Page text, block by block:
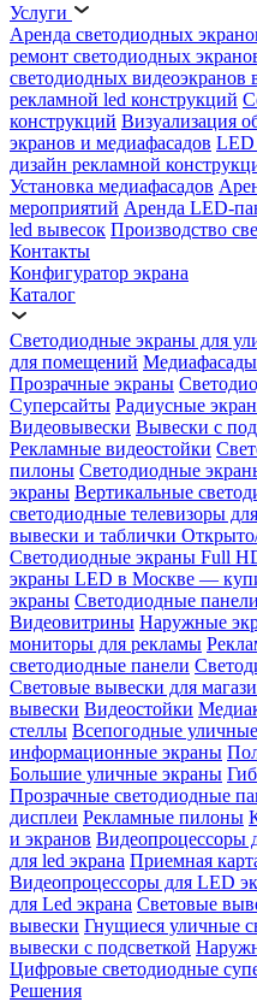
Услуги
Аренда светодиодных
ремонт светодиодных
светодиодных видеоэкранов
рекламной led конструкций
конструкций Визуализация
экранов и медиафасадов LED
дизайн рекламной
Установка медиафасадов
мероприятий Аренда LED-
led вывесок Производство
Контакты
Конфигуратор экрана
Каталог
Светодиодные экраны для
для помещений Медиафасады
Прозрачные экраны
Суперсайты Радиусные
Видеовывески Вывески с
Рекламные видеостойки
пилоны Светодиодные
экраны Вертикальные
светодиодные телевизоры
вывески и таблички
Светодиодные экраны Full
экраны LED в Москве —
экраны Светодиодные
Видеовитрины Наружные
мониторы для рекламы
светодиодные панели
Световые вывески для
вывески Видеостойки
стеллы Всепогодные
информационные экраны
Большие уличные экраны
Прозрачные светодиодные
дисплеи Рекламные пилоны
и экранов Видеопроцессоры
для led экрана Приемная
Видеопроцессоры для LED
для Led экрана Световые
вывески Гнущиеся уличные
вывески с подсветкой
Цифровые светодиодные
Решения